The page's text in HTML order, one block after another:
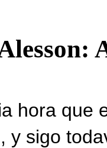
hora que
y sigo